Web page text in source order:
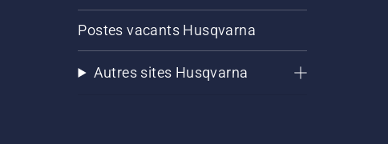
Postes vacants Husqvarna
Autres sites Husqvarna